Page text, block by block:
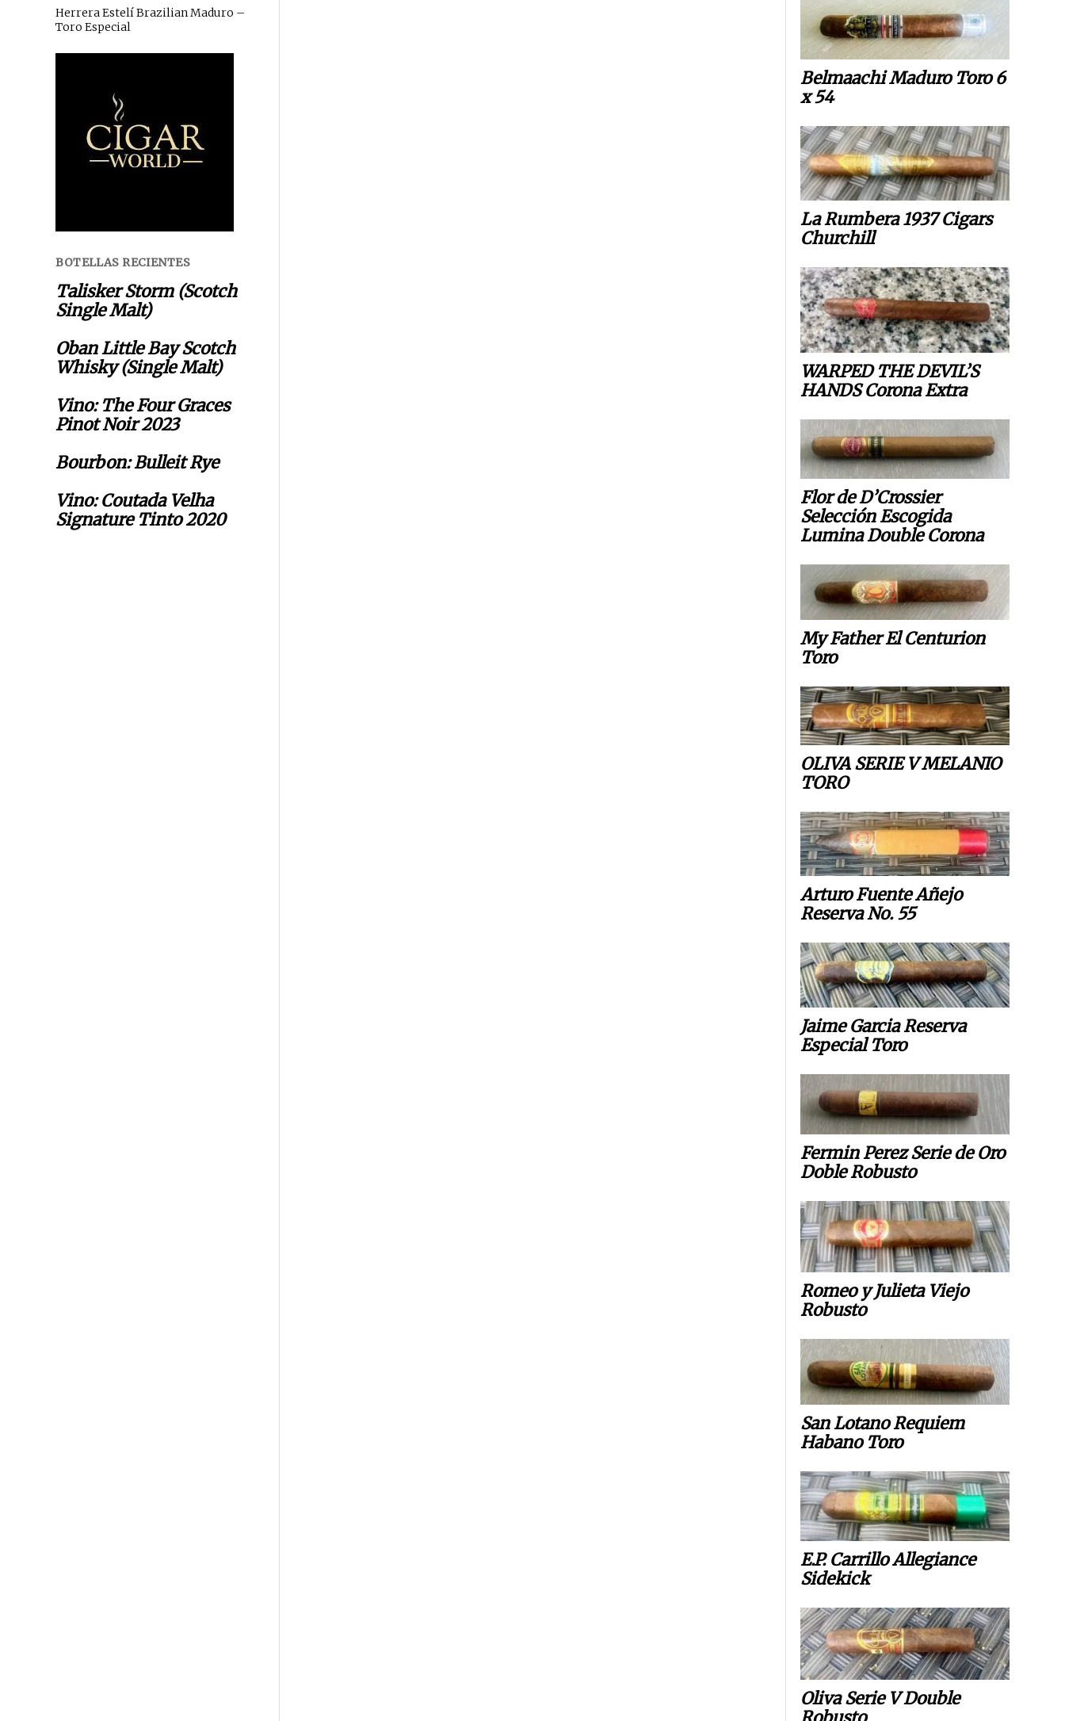
Herrera Estelí Brazilian Maduro –
Toro Especial
BOTELLAS RECIENTES
Talisker Storm (Scotch
Single Malt)
Oban Little Bay Scotch
Whisky (Single Malt)
Vino: The Four Graces
Pinot Noir 2023
Bourbon: Bulleit Rye
Vino: Coutada Velha
Signature Tinto 2020
Belmaachi Maduro Toro 6
x 54
La Rumbera 1937 Cigars
Churchill
WARPED THE DEVIL’S
HANDS Corona Extra
Flor de D’Crossier
Selección Escogida
Lumina Double Corona
My Father El Centurion
Toro
OLIVA SERIE V MELANIO
TORO
Arturo Fuente Añejo
Reserva No. 55
Jaime Garcia Reserva
Especial Toro
Fermin Perez Serie de Oro
Doble Robusto
Romeo y Julieta Viejo
Robusto
San Lotano Requiem
Habano Toro
E.P. Carrillo Allegiance
Sidekick
Oliva Serie V Double